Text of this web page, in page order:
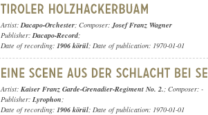
Artist:Dacapo-Orchester; Composer:Josef Franz Wagner
Publisher:Dacapo-Record;
Date of recording: 1906 körül; Date of publication: 1970-01-01
Artist: Kaiser Franz Garde-Grenadier-Regiment No. 2.; Composer: -
Publisher: Lyrophon;
Date of recording: 1906 körül; Date of publication: 1970-01-01